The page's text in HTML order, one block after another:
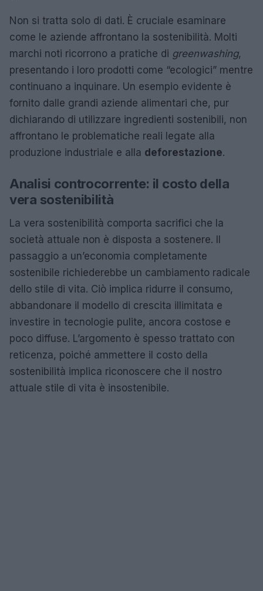
Non si tratta solo di dati. È cruciale esaminare
come le aziende affrontano la sostenibilità. Molti
marchi noti ricorrono a pratiche di greenwashing,
presentando i loro prodotti come “ecologici” mentre
continuano a inquinare. Un esempio evidente è
fornito dalle grandi aziende alimentari che, pur
dichiarando di utilizzare ingredienti sostenibili, non
affrontano le problematiche reali legate alla
produzione industriale e alla deforestazione.
Analisi controcorrente: il costo della
vera sostenibilità
La vera sostenibilità comporta sacrifici che la
società attuale non è disposta a sostenere. Il
passaggio a un’economia completamente
sostenibile richiederebbe un cambiamento radicale
dello stile di vita. Ciò implica ridurre il consumo,
abbandonare il modello di crescita illimitata e
investire in tecnologie pulite, ancora costose e
poco diffuse. L’argomento è spesso trattato con
reticenza, poiché ammettere il costo della
sostenibilità implica riconoscere che il nostro
attuale stile di vita è insostenibile.